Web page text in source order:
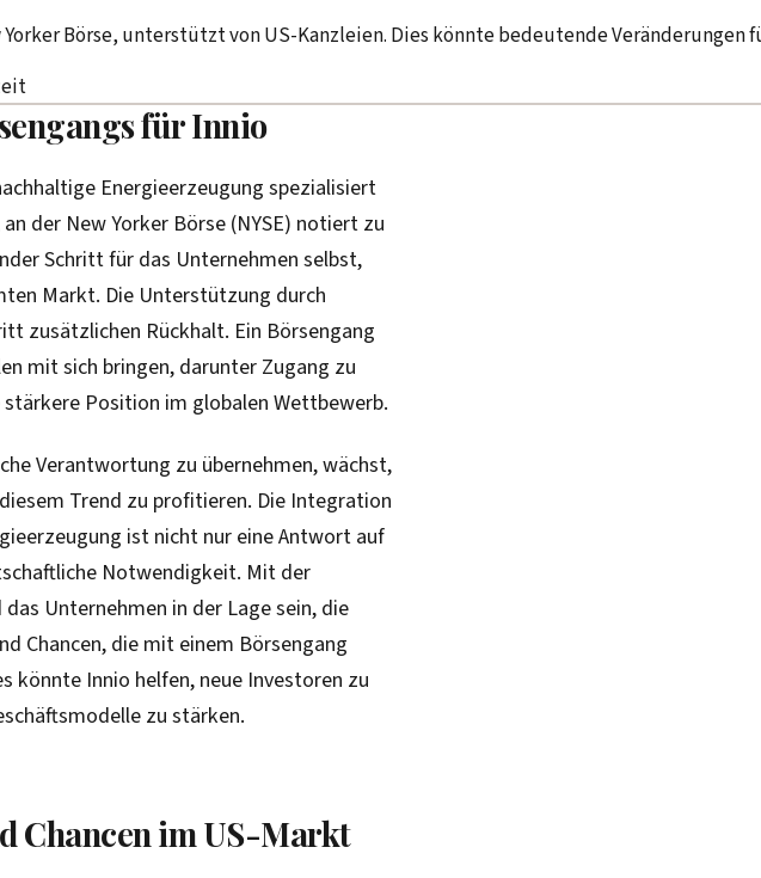
Börse, unterstützt von US-Kanzleien. Dies könnte bedeutende Veränderungen
für Innio
Energieerzeugung spezialisiert
der New Yorker Börse (NYSE) notiert zu
Schritt für das Unternehmen selbst,
Markt. Die Unterstützung durch
zusätzlichen Rückhalt. Ein Börsengang
mit sich bringen, darunter Zugang zu
Position im globalen Wettbewerb.
Verantwortung zu übernehmen, wächst,
Trend zu profitieren. Die Integration
ist nicht nur eine Antwort auf
Notwendigkeit. Mit der
Unternehmen in der Lage sein, die
Chancen, die mit einem Börsengang
könnte Innio helfen, neue Investoren zu
zu stärken.
Chancen im US-Markt